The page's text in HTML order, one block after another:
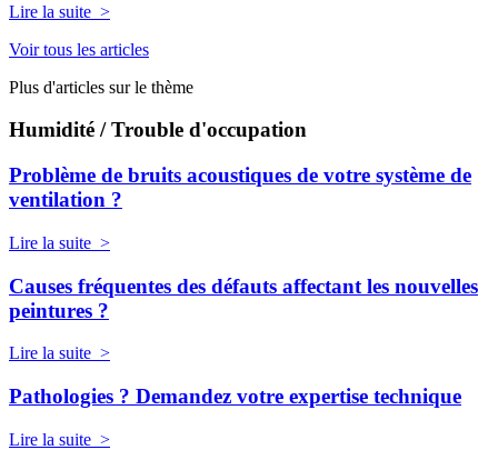
Lire la suite >
Voir tous les articles
Plus d'articles sur le thème
Humidité / Trouble d'occupation
Problème de bruits acoustiques de votre système de
ventilation ?
Lire la suite >
Causes fréquentes des défauts affectant les nouvelles
peintures ?
Lire la suite >
Pathologies ? Demandez votre expertise technique
Lire la suite >